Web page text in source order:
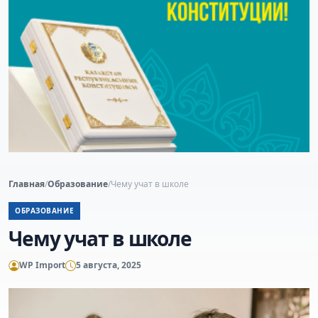
Главная/Образование/Чему учат в школе
ОБРАЗОВАНИЕ
Чему учат в школе
WP Import 5 августа, 2025